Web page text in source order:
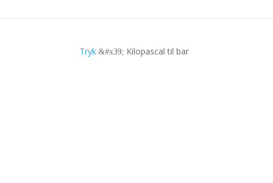
Tryk &#x39; Kilopascal til bar